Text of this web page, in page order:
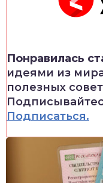
Понравилась
идеями из
полезных
Подписаться.